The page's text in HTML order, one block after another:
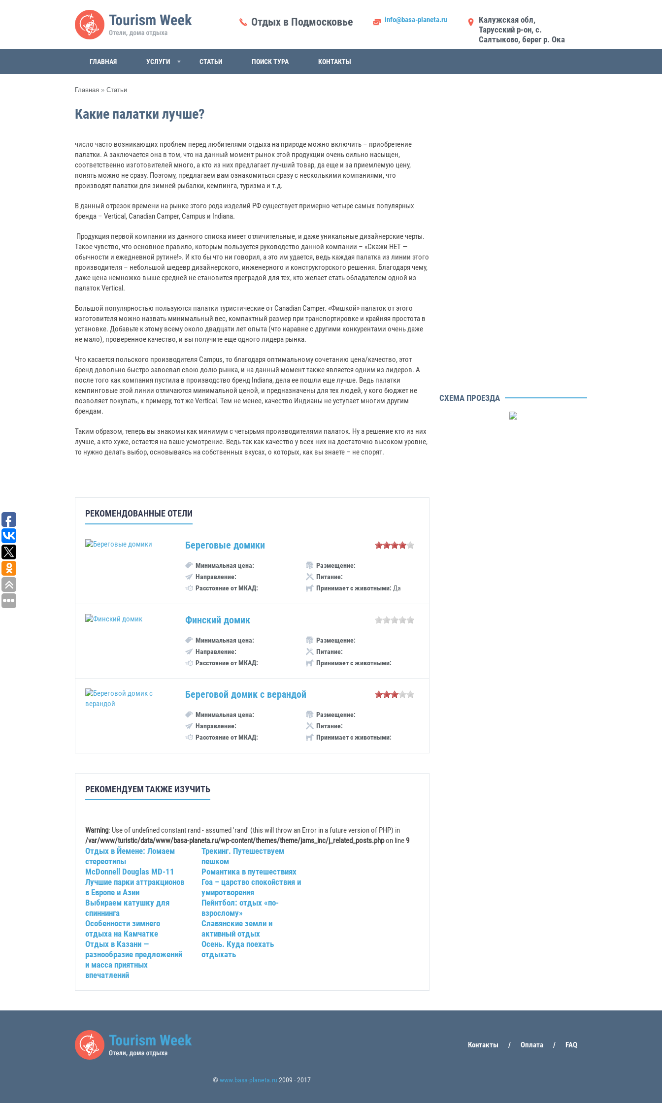
Отдых в Подмосковье info@basa-planeta.ru
Калужская обл,
Тарусский р-он, с.
Салтыково, берег р. Ока
ГЛАВНАЯ УСЛУГИ СТАТЬИ ПОИСК ТУРА КОНТАКТЫ
Главная » Статьи
Какие палатки лучше?
число часто возникающих проблем перед любителями отдыха на природе можно включить – приобретение
палатки. А заключается она в том, что на данный момент рынок этой продукции очень сильно насыщен,
соответственно изготовителей много, а кто из них предлагает лучший товар, да еще и за приемлемую цену,
понять можно не сразу. Поэтому, предлагаем вам ознакомиться сразу с несколькими компаниями, что
производят палатки для зимней рыбалки, кемпинга, туризма и т.д.
В данный отрезок времени на рынке этого рода изделий РФ существует примерно четыре самых популярных
бренда – Vertical, Canadian Camper, Campus и Indiana.
Продукция первой компании из данного списка имеет отличительные, и даже уникальные дизайнерские черты.
Такое чувство, что основное правило, которым пользуется руководство данной компании – «Скажи НЕТ —
обычности и ежедневной рутине!». И кто бы что ни говорил, а это им удается, ведь каждая палатка из линии этого
производителя – небольшой шедевр дизайнерского, инженерного и конструкторского решения. Благодаря чему,
даже цена немножко выше средней не становится преградой для тех, кто желает стать обладателем одной из
палаток Vertical.
Большой популярностью пользуются палатки туристические от Canadian Camper. «Фишкой» палаток от этого
изготовителя можно назвать минимальный вес, компактный размер при транспортировке и крайняя простота в
установке. Добавьте к этому всему около двадцати лет опыта (что наравне с другими конкурентами очень даже
не мало), проверенное качество, и вы получите еще одного лидера рынка.
Что касается польского производителя Campus, то благодаря оптимальному сочетанию цена/качество, этот
бренд довольно быстро завоевал свою долю рынка, и на данный момент также является одним из лидеров. А
после того как компания пустила в производство бренд Indiana, дела ее пошли еще лучше. Ведь палатки
кемпинговые этой линии отличаются минимальной ценой, и предназначены для тех людей, у кого бюджет не
позволяет покупать, к примеру, тот же Vertical. Тем не менее, качество Индианы не уступает многим другим
брендам.
Таким образом, теперь вы знакомы как минимум с четырьмя производителями палаток. Ну а решение кто из них
лучше, а кто хуже, остается на ваше усмотрение. Ведь так как качество у всех них на достаточно высоком уровне,
то нужно делать выбор, основываясь на собственных вкусах, о которых, как вы знаете – не спорят.
РЕКОМЕНДОВАННЫЕ ОТЕЛИ
Береговые домики
Минимальная цена:
Направление:
Расстояние от МКАД:
Размещение:
Питание:
Принимает с животными: Да
Финский домик
Минимальная цена:
Направление:
Расстояние от МКАД:
Размещение:
Питание:
Принимает с животными:
Береговой домик с верандой
Минимальная цена:
Направление:
Расстояние от МКАД:
Размещение:
Питание:
Принимает с животными:
РЕКОМЕНДУЕМ ТАКЖЕ ИЗУЧИТЬ
Warning: Use of undefined constant rand - assumed 'rand' (this will throw an Error in a future version of PHP) in
/var/www/turistic/data/www/basa-planeta.ru/wp-content/themes/theme/jams_inc/j_related_posts.phpon line9
Отдых в Йемене: Ломаем
стереотипы
Трекинг. Путешествуем
пешком
McDonnell Douglas MD-11
Романтика в путешествиях
Лучшие парки аттракционов
в Европе и Азии
Гоа – царство спокойствия и
умиротворения
Выбираем катушку для
спиннинга
Пейнтбол: отдых «по-
взрослому»
Особенности зимнего
отдыха на Камчатке
Славянские земли и
активный отдых
Отдых в Казани —
разнообразие предложений
и масса приятных
впечатлений
Осень. Куда поехать
отдыхать
СХЕМА ПРОЕЗДА
©www.basa-planeta.ru 2009 - 2017
Контакты Оплата FAQ